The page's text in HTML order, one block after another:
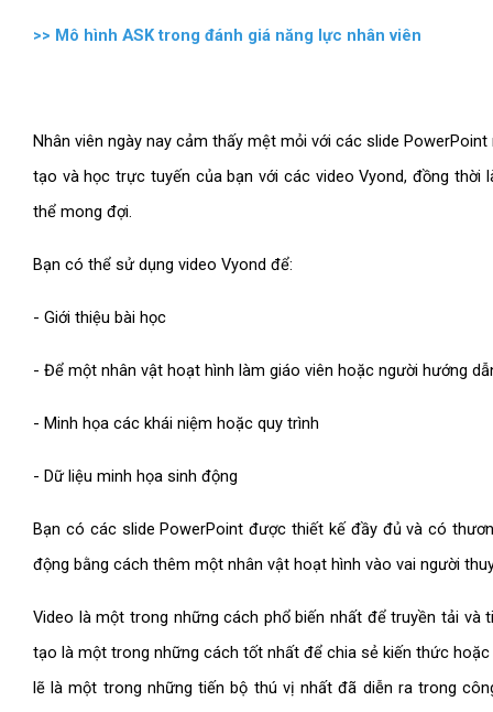
>> Mô hình ASK trong đánh giá năng lực nhân viên
Nhân viên ngày nay cảm thấy mệt mỏi với các slide
tạo và học trực tuyến của bạn với các video Vyond, đồng
thể mong đợi.
Bạn có thể sử dụng video Vyond để:
- Giới thiệu bài học
- Để một nhân vật hoạt hình làm giáo viên hoặc người hướng
- Minh họa các khái niệm hoặc quy trình
- Dữ liệu minh họa sinh động
Bạn có các slide PowerPoint được thiết kế đầy đủ và có
động bằng cách thêm một nhân vật hoạt hình vào vai người
Video là một trong những cách phổ biến nhất để truyền tải
tạo là một trong những cách tốt nhất để chia sẻ kiến ​​thức
lẽ là một trong những tiến bộ thú vị nhất đã diễn ra trong